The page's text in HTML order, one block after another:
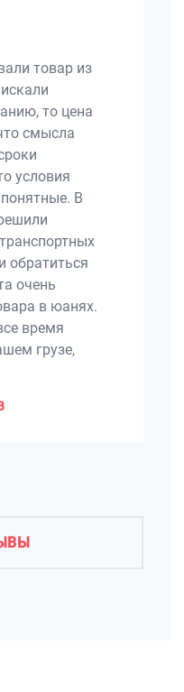
товар из
то цена
смысла
условия
В
обратиться
очень
в юанях.
время
грузе,